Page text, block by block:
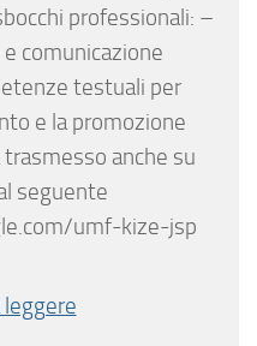
professionali: –
comunicazione
testuali per
e la promozione
anche su
seguente
umf-kize-jsp
leggere